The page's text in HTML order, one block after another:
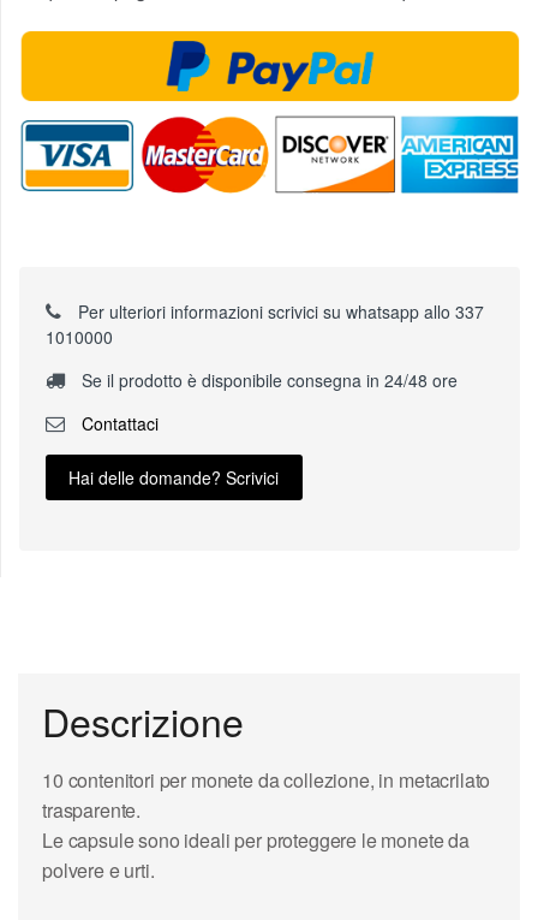
Per ulteriori informazioni scrivici su whatsapp allo 337
1010000
Se il prodotto è disponibile consegna in 24/48 ore
Contattaci
Hai delle domande? Scrivici
Descrizione
10 contenitori per monete da collezione, in metacrilato
trasparente.
Lecapsulesono ideali per proteggere le monete da
polvere e urti.